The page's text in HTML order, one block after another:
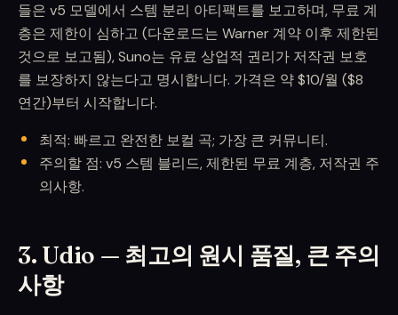
들은 v5 모델에서 스템 분리 아티팩트를 보고하며, 무료 계
층은 제한이 심하고 (다운로드는 Warner 계약 이후 제한된
것으로 보고됨), Suno는 유료 상업적 권리가 저작권 보호
를 보장하지 않는다고 명시합니다. 가격은 약 $10/월 ($8
연간)부터 시작합니다.
최적: 빠르고 완전한 보컬 곡; 가장 큰 커뮤니티.
주의할 점: v5 스템 블리드, 제한된 무료 계층, 저작권 주
의사항.
3. Udio — 최고의 원시 품질, 큰 주의
사항